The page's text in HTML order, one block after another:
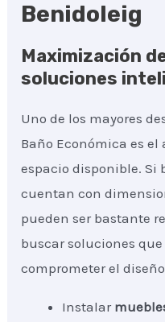
Benidoleig
Maximización
soluciones
Uno de los mayores
Baño Económica es
espacio disponible. Si
cuentan con
pueden ser bastante
buscar soluciones
comprometer el
Instalar